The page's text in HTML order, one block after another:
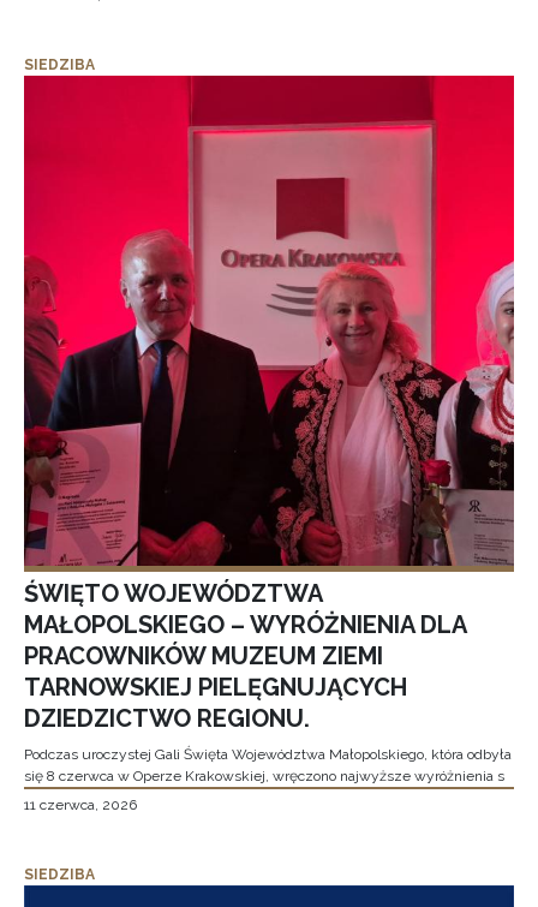
SIEDZIBA
ŚWIĘTO WOJEWÓDZTWA
MAŁOPOLSKIEGO – WYRÓŻNIENIA DLA
PRACOWNIKÓW MUZEUM ZIEMI
TARNOWSKIEJ PIELĘGNUJĄCYCH
DZIEDZICTWO REGIONU.
Podczas uroczystej Gali Święta Województwa Małopolskiego, która odbyła
się 8 czerwca w Operze Krakowskiej, wręczono najwyższe wyróżnienia s
11 czerwca, 2026
SIEDZIBA